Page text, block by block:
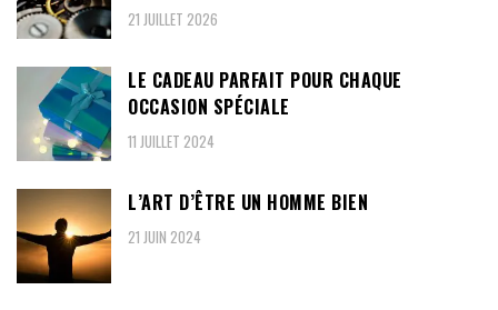
21 JUILLET 2026
LE CADEAU PARFAIT POUR CHAQUE
OCCASION SPÉCIALE
11 JUILLET 2024
L’ART D’ÊTRE UN HOMME BIEN
21 JUIN 2024